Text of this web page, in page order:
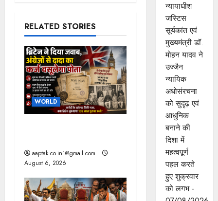
v
i
g
a
t
o
n
RELATED STORIES
WORLD
aaptak.co.in1@gmail.com
August 6, 2026
न्‍यायाधीश
जस्टिस
सूर्यकांत एवं
मुख्यमंत्री डॉ.
मोहन यादव ने
उज्जैन
न्यायिक
अधोसंरचना
को सुदृढ़ एवं
आधुनिक
बनाने की
दिशा में
महत्वपूर्ण
पहल करते
हुए शुक्रवार
को लगभ -